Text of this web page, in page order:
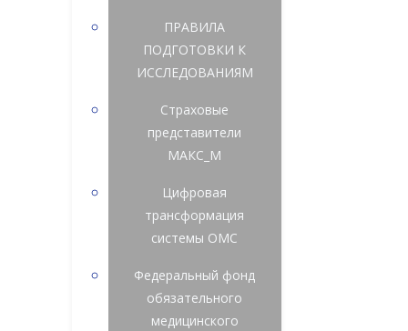
ПРАВИЛА
ПОДГОТОВКИ К
ИССЛЕДОВАНИЯМ
Страховые
представители
МАКС_М
Цифровая
трансформация
системы ОМС
Федеральный фонд
обязательного
медицинского